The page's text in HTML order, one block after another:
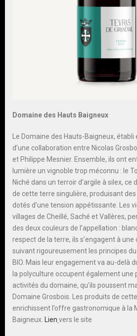
Domaine des Hauts Baigneux
Le Domaine des Hauts-Baigneux,
d’une collaboration entre Nicolas
et Philippe Mesnier. Ensemble, ils ont
lumière un vignoble trop méconnu : le
Niché dans un terroir d’argile à silex,
de cette terre singulière, produisant
dotés d’une tension appétissante. Les
villages de Cheillé, Saché et Vallères,
des deux couleurs de l’appellation :
respect de la terre, ils s’engagent à une
suivant rigoureusement les principes
BIO. Mais leur engagement va au-delà
la polyculture occupent également une
activités du domaine, qu’ils poussent
Domaine Grosbois. Les produits de
enrichissent l’offre gastronomique à la
Baigneux. Lien vers le site